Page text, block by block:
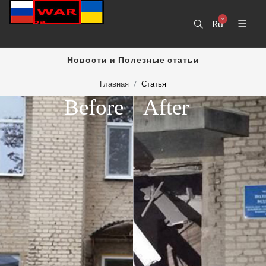
Ru
Новости и Полезные статьи
Главная Статья
After
Before